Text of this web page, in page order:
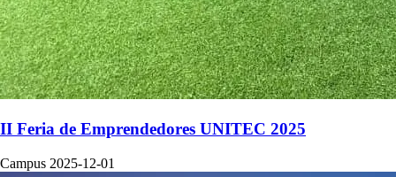
II Feria de Emprendedores UNITEC 2025
Campus 2025-12-01